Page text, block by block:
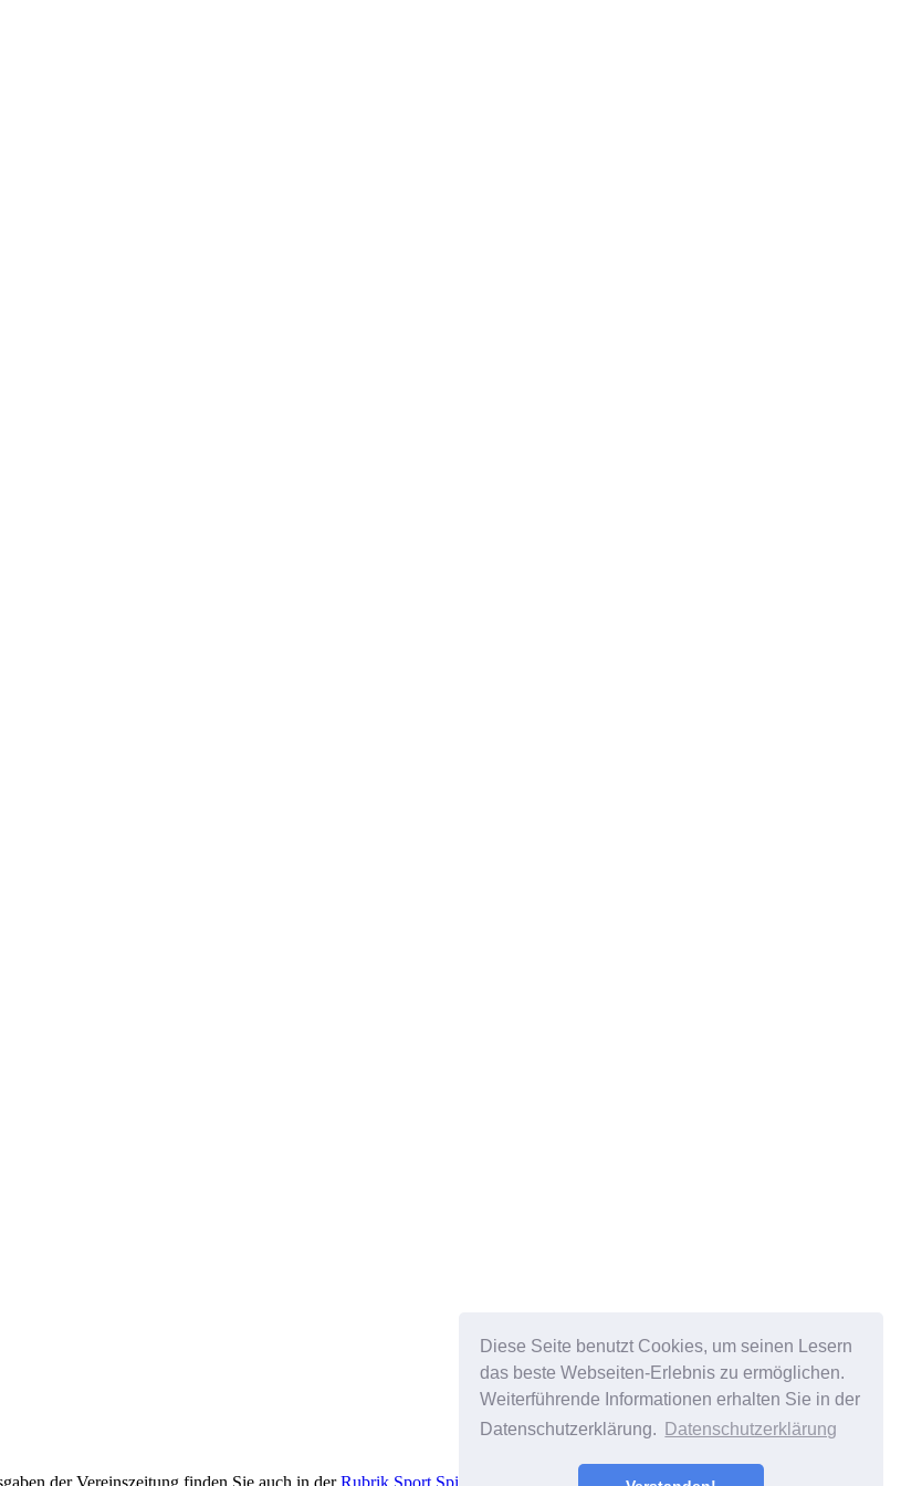
Diese Seite benutzt Cookies, um seinen Lesern
das beste Webseiten-Erlebnis zu ermöglichen.
Weiterführende Informationen erhalten Sie in der
Datenschutzerklärung.
Datenschutzerklärung
der Vereinszeitung finden Sie auch in derRubrik Sport Spiegel